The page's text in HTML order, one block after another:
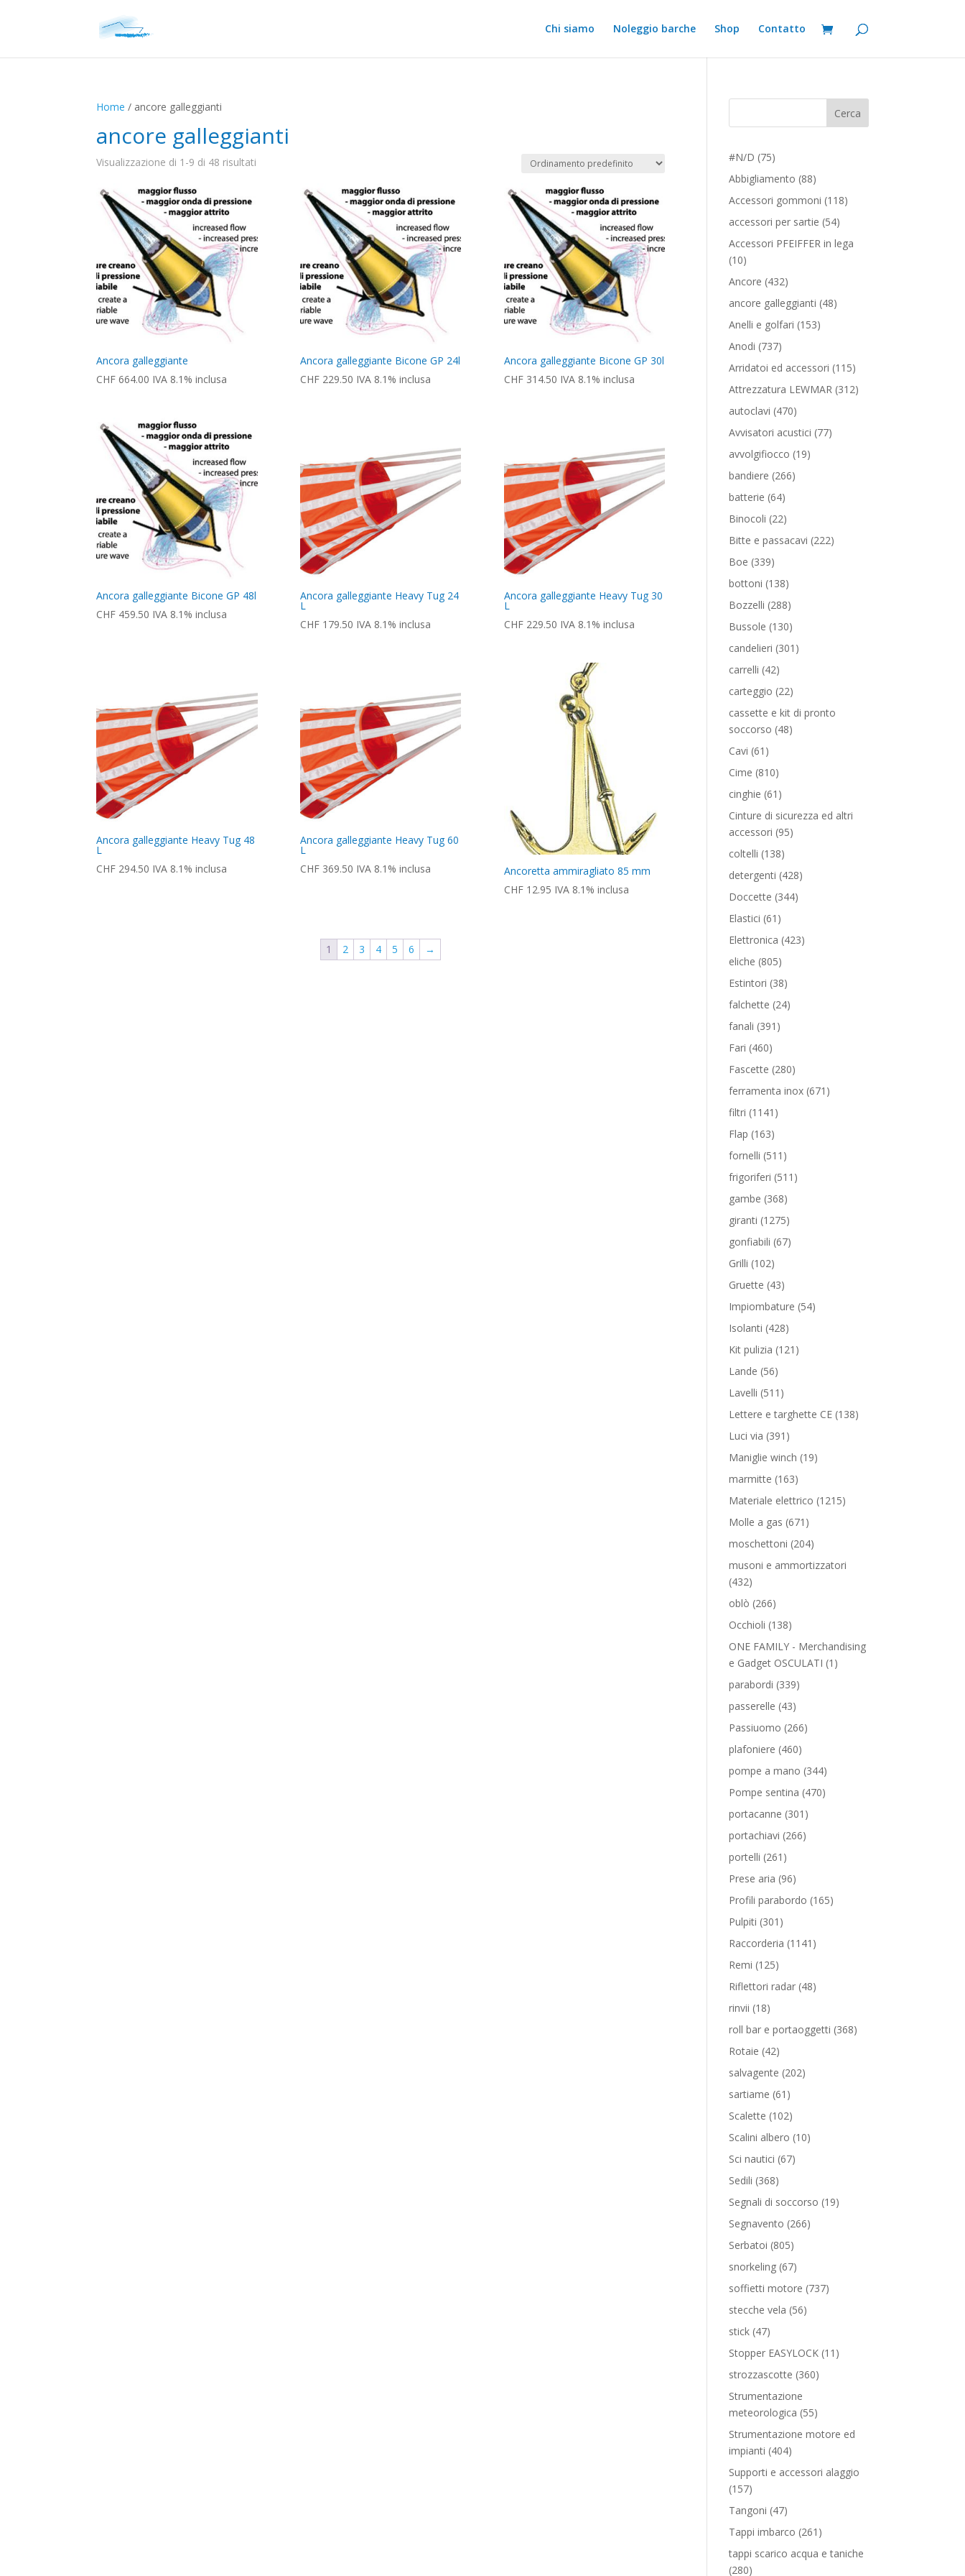
Chi siamo Noleggio barche Shop Contatto
Home / ancore galleggianti
ancore galleggianti
Visualizzazione di 1-9 di 48 risultati
Ancora galleggiante
CHF 664.00 IVA 8.1% inclusa
Ancora galleggiante Bicone GP 24l
CHF229.50 IVA 8.1% inclusa
Ancora galleggiante Bicone GP 30l
CHF314.50 IVA 8.1% inclusa
Ancora galleggiante Bicone GP 48l
CHF 459.50 IVA 8.1% inclusa
Ancora galleggiante Heavy Tug 24
L
CHF179.50 IVA 8.1% inclusa
Ancora galleggiante Heavy Tug 30
L
CHF229.50 IVA 8.1% inclusa
Ancora galleggiante Heavy Tug 48
L
CHF 294.50 IVA 8.1% inclusa
Ancora galleggiante Heavy Tug 60
L
CHF369.50 IVA 8.1% inclusa
Ancoretta ammiragliato 85 mm
CHF12.95 IVA 8.1% inclusa
1 2 3 4 5 6 →
Cerca
#N/D 7575
prodotti
Abbigliamento 8888
prodotti
Accessori gommoni 118118
accessori per sartie 5454
Accessori PFEIFFER in lega
1010
prodotti
Ancore 432432
prodotti
ancore galleggianti 4848
Anelli e golfari 153153
Anodi 737737
prodotti
Arridatoi ed accessori 115115
prodotti
Attrezzatura LEWMAR 312312
autoclavi 470470
prodotti
Avvisatori acustici 7777
avvolgifiocco 1919
bandiere 266266
batterie 6464
prodotti
Binocoli 2222
prodotti
Bitte e passacavi 222222
Boe 339339
prodotti
bottoni 138138
prodotti
Bozzelli 288288
prodotti
Bussole 130130
prodotti
candelieri 301 301
carrelli 4242
prodotti
carteggio 2222
prodotti
cassette e kit di pronto
soccorso 4848
Cavi 61 61
prodotti
Cime 810810
prodotti
cinghie 61 61
prodotti
Cinture di sicurezza ed altri
accessori 9595
coltelli 138138
prodotti
detergenti 428428
Doccette 344344
Elastici 61 61
prodotti
Elettronica 423423
eliche 805805
prodotti
Estintori 3838
prodotti
falchette 2424
fanali 391 391
Fari 460460
prodotti
Fascette 280280
prodotti
ferramenta inox 671 671
filtri 1141 1141
Flap 163163
prodotti
fornelli 511 511
prodotti
frigoriferi 511 511
gambe 368368
prodotti
giranti 12751275
prodotti
gonfiabili 6767
Grilli 102102
prodotti
Gruette 4343
prodotti
Impiombature 5454
Isolanti 428428
prodotti
Kit pulizia 121 121
Lande 5656
prodotti
Lavelli 511 511
prodotti
Lettere e targhette CE 138138
Luci via 391 391
prodotti
Maniglie winch 1919
marmitte 163163
prodotti
Materiale elettrico 12151215
Molle a gas 671 671
prodotti
moschettoni 204204
prodotti
musoni e ammortizzatori
432432
prodotti
oblò 266266
prodotti
Occhioli 138138
prodotti
ONE FAMILY - Merchandising
e Gadget OSCULATI 1 1
parabordi 339339
passerelle 4343
prodotti
Passiuomo 266266
plafoniere 460460
prodotti
pompe a mano 344344
prodotti
Pompe sentina 470470
portacanne 301 301
prodotti
portachiavi 266266
portelli 261 261
prodotti
Prese aria 9696
prodotti
Profili parabordo 165165
Pulpiti 301 301
prodotti
Raccorderia 1141 1141
Remi 125125
prodotti
Riflettori radar 4848
rinvii 1818
prodotti
roll bar e portaoggetti 368368
Rotaie 4242
prodotti
salvagente 202202
sartiame 61 61
prodotti
Scalette 102102
prodotti
Scalini albero 1010
Sci nautici 6767
Sedili 368368
Segnali di soccorso 1919
Segnavento 266266
Serbatoi 805805
prodotti
snorkeling 6767
prodotti
soffietti motore 737737
stecche vela 5656
stick 4747
prodotti
Stopper EASYLOCK 11 11
strozzascotte 360360
Strumentazione
meteorologica 5555
prodotti
Strumentazione motore ed
impianti 404404
prodotti
Supporti e accessori alaggio
157157
prodotti
Tangoni 4747
prodotti
Tappi imbarco 261 261
prodotti
tappi scarico acqua e taniche
280280